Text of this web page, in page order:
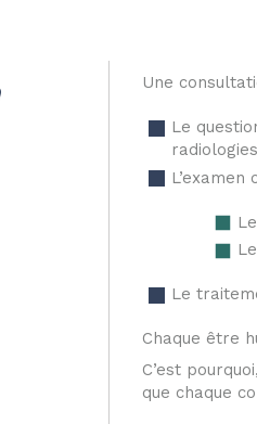
Une
Le
L’examen
Le
Chaque être
C’est
que chaque